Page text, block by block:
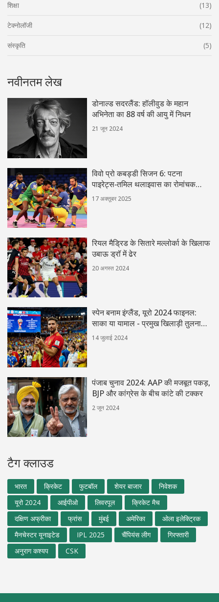
शिक्षा (13)
टेक्नोलॉजी (12)
संस्कृति (5)
नवीनतम लेख
डोनाल्ड सदरलैंड: हॉलीवुड के महान
अभिनेता का 88 वर्ष की आयु में निधन
21 जून 2024
विवो प्रो कबड्डी सिजन 6: पटना
पाइरेट्स‑तमिल थलाइवास का रोमांचक
35‑35 ड्रा
17 अक्तूबर 2025
रियल मैड्रिड के सितारे मल्लोर्का के खिलाफ
उबाऊ ड्रॉ में ढेर
20 अगस्त 2024
स्पेन बनाम इंग्लैंड, यूरो 2024 फाइनल:
साका या यामाल - प्रमुख खिलाड़ी तुलना
और मुकाबले
14 जुलाई 2024
पंजाब चुनाव 2024: AAP की मजबूत पकड़,
BJP और कांग्रेस के बीच कांटे की टक्कर
2 जून 2024
टैग क्लाउड
भारत क्रिकेट फुटबॉल शेयर बाजार
निवेशक
यूरो 2024
आईपीओ लिवरपूल
क्रिकेट मैच
दक्षिण अफ्रीका
फ्रांस मुंबई अमेरिका
ओला इलेक्ट्रिक
मैनचेस्टर यूनाइटेड
IPL 2025 चैंपियंस लीग
गिरफ्तारी
अनुराग कश्यप
CSK